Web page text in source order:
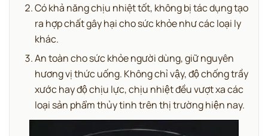
Có khả năng chịu nhiệt tốt, không bị tác dụng tạo
ra hợp chất gây hại cho sức khỏe như các loại ly
khác.
An toàn cho sức khỏe người dùng, giữ nguyên
hương vị thức uống. Không chỉ vậy, độ chống trầy
xước hay độ chịu lực, chịu nhiệt đều vượt xa các
loại sản phẩm thủy tinh trên thị trường hiện nay.